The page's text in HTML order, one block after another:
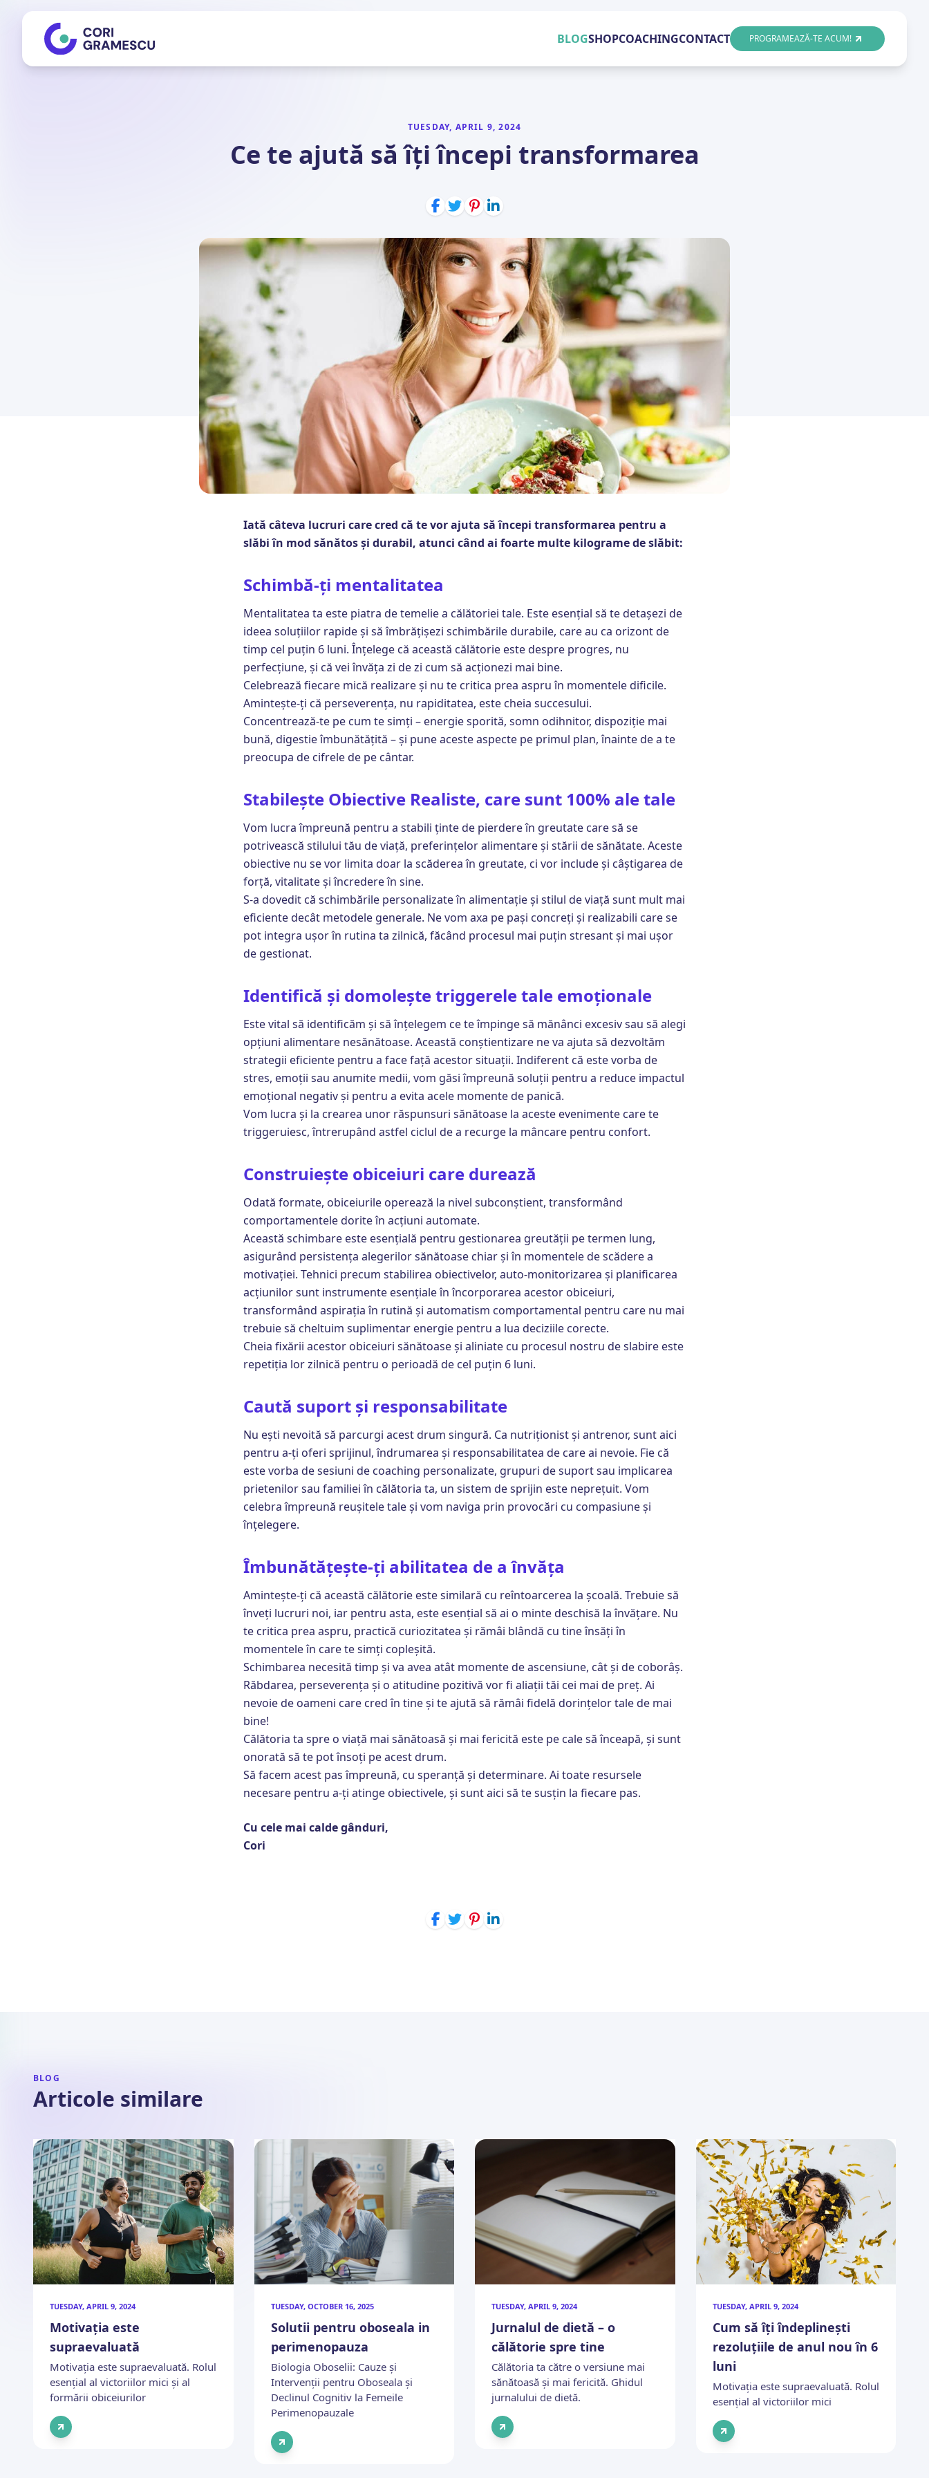
BLOGSHOPCOACHINGCONTACT PROGRAMEAZĂ-TE ACUM!
TUESDAY, APRIL 9, 2024
Ce te ajută să îți începi transformarea
Iată câteva lucruri care cred că te vor ajuta să începi transformarea pentru a
slăbi în mod sănătos și durabil, atunci când ai foarte multe kilograme de slăbit:
Schimbă-ți mentalitatea
Mentalitatea ta este piatra de temelie a călătoriei tale. Este esențial să te detașezi de
ideea soluțiilor rapide și să îmbrățișezi schimbările durabile, care au ca orizont de
timp cel puțin 6 luni. Înțelege că această călătorie este despre progres, nu
perfecțiune, și că vei învăța zi de zi cum să acționezi mai bine.
Celebrează fiecare mică realizare și nu te critica prea aspru în momentele dificile.
Amintește-ți că perseverența, nu rapiditatea, este cheia succesului.
Concentrează-te pe cum te simți – energie sporită, somn odihnitor, dispoziție mai
bună, digestie îmbunătățită – și pune aceste aspecte pe primul plan, înainte de a te
preocupa de cifrele de pe cântar.
Stabilește Obiective Realiste, care sunt 100% ale tale
Vom lucra împreună pentru a stabili ținte de pierdere în greutate care să se
potrivească stilului tău de viață, preferințelor alimentare și stării de sănătate. Aceste
obiective nu se vor limita doar la scăderea în greutate, ci vor include și câștigarea de
forță, vitalitate și încredere în sine.
S-a dovedit că schimbările personalizate în alimentație și stilul de viață sunt mult mai
eficiente decât metodele generale. Ne vom axa pe pași concreți și realizabili care se
pot integra ușor în rutina ta zilnică, făcând procesul mai puțin stresant și mai ușor
de gestionat.
Identifică și domolește triggerele tale emoționale
Este vital să identificăm și să înțelegem ce te împinge să mănânci excesiv sau să alegi
opțiuni alimentare nesănătoase. Această conștientizare ne va ajuta să dezvoltăm
strategii eficiente pentru a face față acestor situații. Indiferent că este vorba de
stres, emoții sau anumite medii, vom găsi împreună soluții pentru a reduce impactul
emoțional negativ și pentru a evita acele momente de panică.
Vom lucra și la crearea unor răspunsuri sănătoase la aceste evenimente care te
triggeruiesc, întrerupând astfel ciclul de a recurge la mâncare pentru confort.
Construiește obiceiuri care durează
Odată formate, obiceiurile operează la nivel subconștient, transformând
comportamentele dorite în acțiuni automate.
Această schimbare este esențială pentru gestionarea greutății pe termen lung,
asigurând persistența alegerilor sănătoase chiar și în momentele de scădere a
motivației. Tehnici precum stabilirea obiectivelor, auto-monitorizarea și planificarea
acțiunilor sunt instrumente esențiale în încorporarea acestor obiceiuri,
transformând aspirația în rutină și automatism comportamental pentru care nu mai
trebuie să cheltuim suplimentar energie pentru a lua deciziile corecte.
Cheia fixării acestor obiceiuri sănătoase și aliniate cu procesul nostru de slabire este
repetiția lor zilnică pentru o perioadă de cel puțin 6 luni.
Caută suport și responsabilitate
Nu ești nevoită să parcurgi acest drum singură. Ca nutriționist și antrenor, sunt aici
pentru a-ți oferi sprijinul, îndrumarea și responsabilitatea de care ai nevoie. Fie că
este vorba de sesiuni de coaching personalizate, grupuri de suport sau implicarea
prietenilor sau familiei în călătoria ta, un sistem de sprijin este neprețuit. Vom
celebra împreună reușitele tale și vom naviga prin provocări cu compasiune și
înțelegere.
Îmbunătățește-ți abilitatea de a învăța
Amintește-ți că această călătorie este similară cu reîntoarcerea la școală. Trebuie să
înveți lucruri noi, iar pentru asta, este esențial să ai o minte deschisă la învățare. Nu
te critica prea aspru, practică curiozitatea și rămâi blândă cu tine însăți în
momentele în care te simți copleșită.
Schimbarea necesită timp și va avea atât momente de ascensiune, cât și de coborâș.
Răbdarea, perseverența și o atitudine pozitivă vor fi aliații tăi cei mai de preț. Ai
nevoie de oameni care cred în tine și te ajută să rămâi fidelă dorințelor tale de mai
bine!
Călătoria ta spre o viață mai sănătoasă și mai fericită este pe cale să înceapă, și sunt
onorată să te pot însoți pe acest drum.
Să facem acest pas împreună, cu speranță și determinare. Ai toate resursele
necesare pentru a-ți atinge obiectivele, și sunt aici să te susțin la fiecare pas.
Cu cele mai calde gânduri,
Cori
BLOG
Articole similare
TUESDAY, APRIL 9, 2024
Motivația este
supraevaluată
Motivația este supraevaluată. Rolul
esențial al victoriilor mici și al
formării obiceiurilor
TUESDAY, OCTOBER 16, 2025
Solutii pentru oboseala in
perimenopauza
Biologia Oboselii: Cauze și
Intervenții pentru Oboseala și
Declinul Cognitiv la Femeile
Perimenopauzale
TUESDAY, APRIL 9, 2024
Jurnalul de dietă – o
călătorie spre tine
Călătoria ta către o versiune mai
sănătoasă și mai fericită. Ghidul
jurnalului de dietă.
TUESDAY, APRIL 9, 2024
Cum să îți îndeplinești
rezoluțiile de anul nou în 6
luni
Motivația este supraevaluată. Rolul
esențial al victoriilor mici